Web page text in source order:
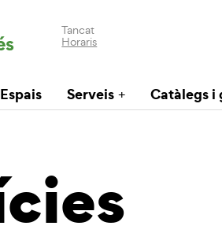
Tancat
Horaris
Espais Serveis Catàlegs i